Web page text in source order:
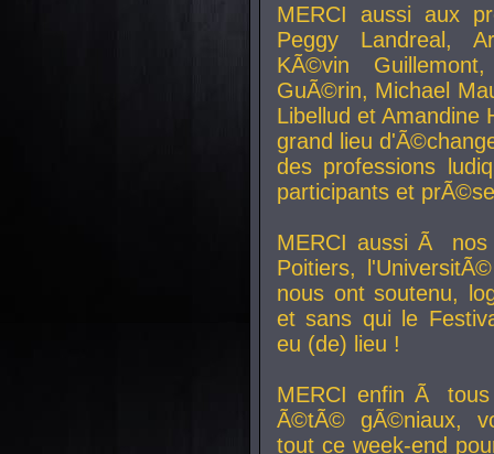
MERCI aussi aux
Peggy Landreal,
KÃ©vin
GuÃ©rin, Michael
Libellud et Amandine
grand lieu
des professions
participants et
MERCI aussi Ã nos
Poitiers,
nous ont soutenu,
et sans qui le
eu (de) lieu !
MERCI enfin Ã
Ã©tÃ© gÃ©niaux,
tout ce week-end